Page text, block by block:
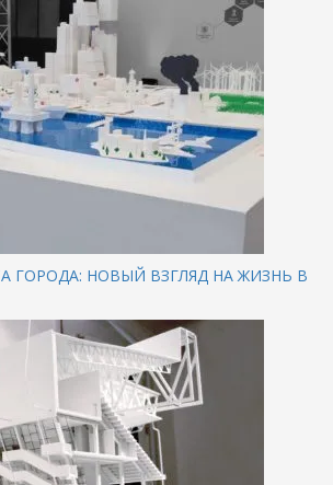
ГОРОДА: НОВЫЙ ВЗГЛЯД НА ЖИЗНЬ В